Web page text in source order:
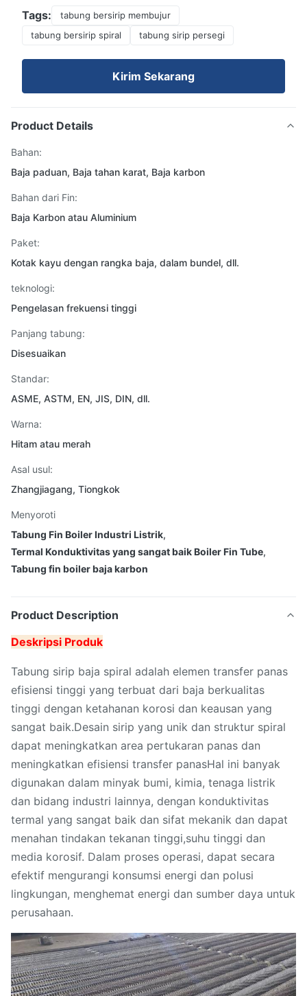
Tags:
tabung bersirip membujur
tabung bersirip spiral
tabung sirip persegi
Kirim Sekarang
Product Details
Bahan:
Baja paduan, Baja tahan karat, Baja karbon
Bahan dari Fin:
Baja Karbon atau Aluminium
Paket:
Kotak kayu dengan rangka baja, dalam bundel, dll.
teknologi:
Pengelasan frekuensi tinggi
Panjang tabung:
Disesuaikan
Standar:
ASME, ASTM, EN, JIS, DIN, dll.
Warna:
Hitam atau merah
Asal usul:
Zhangjiagang, Tiongkok
Menyoroti
Tabung Fin Boiler Industri Listrik,
Termal Konduktivitas yang sangat baik Boiler Fin Tube,
Tabung fin boiler baja karbon
Product Description
Deskripsi Produk
Tabung sirip baja spiral adalah elemen transfer panas
efisiensi tinggi yang terbuat dari baja berkualitas
tinggi dengan ketahanan korosi dan keausan yang
sangat baik.Desain sirip yang unik dan struktur spiral
dapat meningkatkan area pertukaran panas dan
meningkatkan efisiensi transfer panasHal ini banyak
digunakan dalam minyak bumi, kimia, tenaga listrik
dan bidang industri lainnya, dengan konduktivitas
termal yang sangat baik dan sifat mekanik dan dapat
menahan tindakan tekanan tinggi,suhu tinggi dan
media korosif. Dalam proses operasi, dapat secara
efektif mengurangi konsumsi energi dan polusi
lingkungan, menghemat energi dan sumber daya untuk
perusahaan.